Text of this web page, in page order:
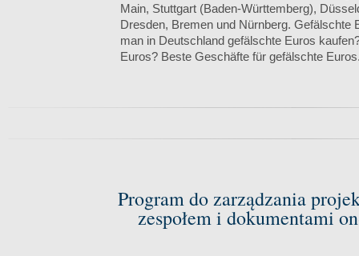
Main, Stuttgart (Baden-Württemberg),
Dresden, Bremen und Nürnberg. Gefälschte
man in Deutschland gefälschte Euros
Euros? Beste Geschäfte für gefälschte
Program do zarządzania
zespołem i dokumentami